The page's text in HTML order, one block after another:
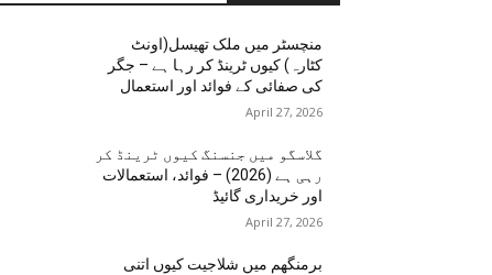
منچسٹر میں ملک تھیسل(اونٹ
کٹارہ) کیوں ٹرینڈ کر رہا ہے – جگر
کی صفائی کے فوائد اور استعمال
April 27, 2026
گلاسگو میں جنسنگ کیوں ٹرینڈ کر
رہی ہے (2026) – فوائد، استعمالات
اور خریداری گائیڈ
April 27, 2026
برمنگھم میں شلاجیت کیوں اتنی